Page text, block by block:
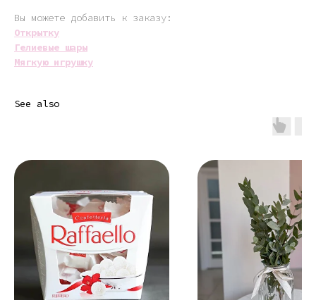
Вы можете добавить к заказу:
Открытку
Гелиевые шары
Мягкую игрушку
See also